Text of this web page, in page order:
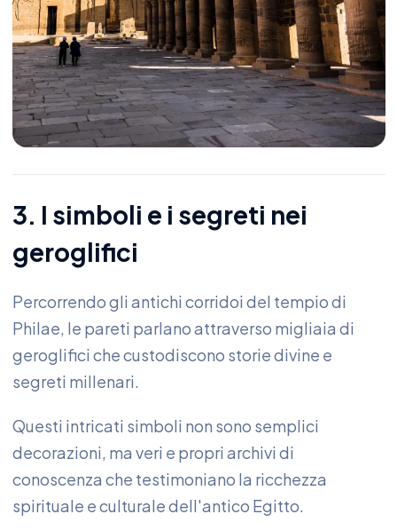
3. I simboli e i segreti nei
geroglifici
Percorrendo gli antichi corridoi del tempio di
Philae, le pareti parlano attraverso migliaia di
geroglifici che custodiscono storie divine e
segreti millenari.
Questi intricati simboli non sono semplici
decorazioni, ma veri e propri archivi di
conoscenza che testimoniano la ricchezza
spirituale e culturale dell'antico Egitto.